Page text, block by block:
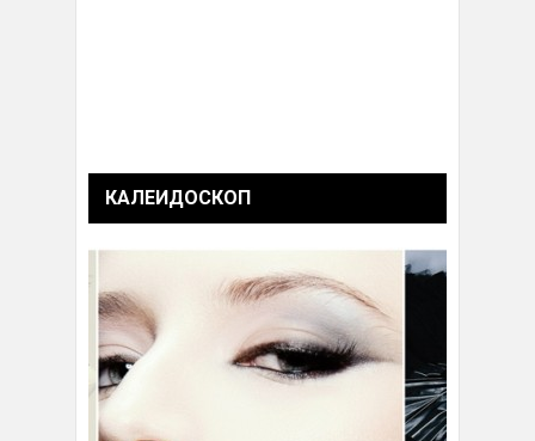
КАЛЕИДОСКОП